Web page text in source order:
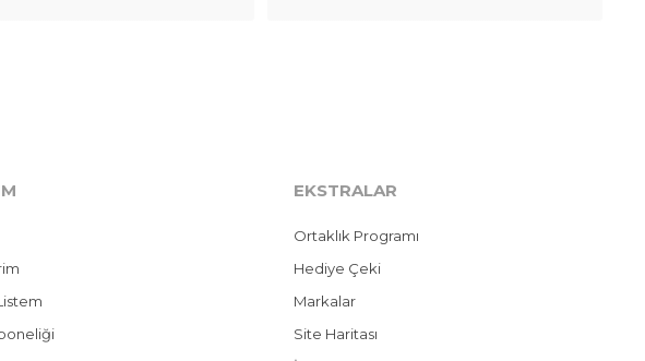
EKSTRALAR
Ortaklık Programı
Hediye Çeki
Markalar
Site Haritası